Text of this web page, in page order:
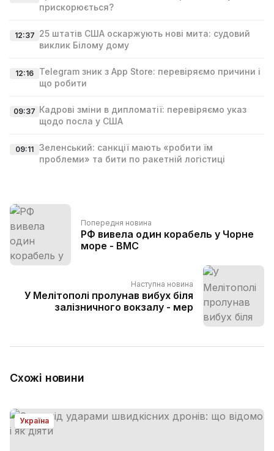
прискорюється?
12:37 25 штатів США оскаржують нові мита: судовий
виклик Білому дому
12:16
Telegram зник з App Store: перевіряємо причини і
що робити
09:37 Кадрові зміни в дипломатії: перевіряємо указ
щодо посла у США
09:11 Зеленський: санкції мають «робити їм
проблеми» та бити по ракетній логістиці
Попередня новина
РФ вивела один корабель у Чорне
море - ВМС
Наступна новина
У Мелітополі пролунав вибух біля
залізничного вокзалу - мер
Схожі новини
Україна